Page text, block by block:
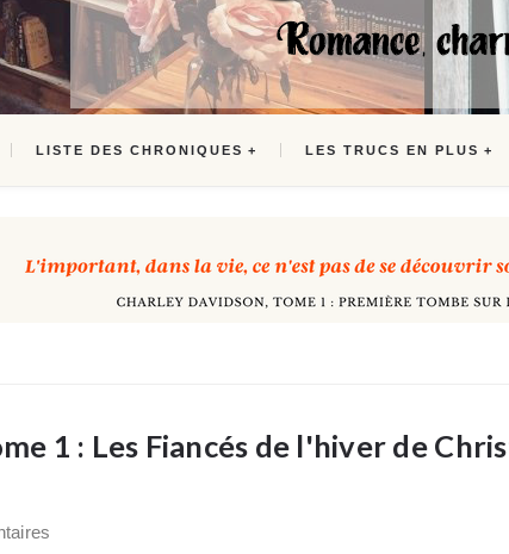
LISTE DES CHRONIQUES LES TRUCS EN PLUS
1 : Les Fiancés de l'hiver de